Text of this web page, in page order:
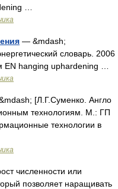
…
— &mdash;
словарь. 2006
EN hanging uphardening …
[Л.Г.Суменко. Англо
технологиям. М.: ГП
технологии в
численности или
позволяет наращивать